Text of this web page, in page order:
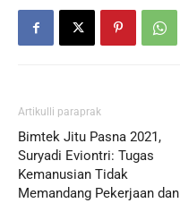
Artikulli paraprak
Bimtek Jitu Pasna 2021,
Suryadi Eviontri: Tugas
Kemanusian Tidak
Memandang Pekerjaan dan